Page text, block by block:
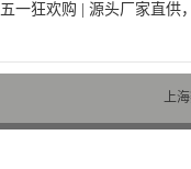
五一狂欢购 | 源头厂家直供
上